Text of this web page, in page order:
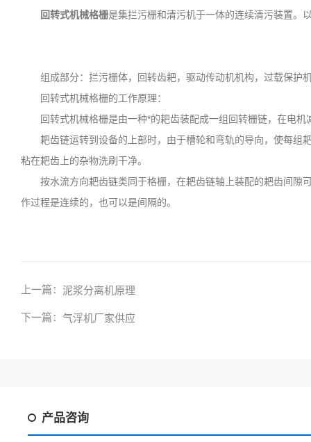
回转式机械格栅是集拦污栅和清污机于一体的连续清污装置。
组成部分：拦污栅体，回转齿耙，驱动传动机机构，过载保护
回转式机械格栅的工作原理：
回转式机械格栅是由一种*的耙齿装配成一组回转栅链，在电机
耙齿链运转到设备的上部时，由于槽轮和弯轨的导向，使每组
粘在耙齿上的杂物洗刷干净。
按水流方向耙齿链类同于格栅，在耙齿链轴上装配的耙齿间隙
作过程是连续的，也可以是间隔的。
上一篇： 泥浆分离机原理
下一篇： 气浮机厂家供应
产品咨询